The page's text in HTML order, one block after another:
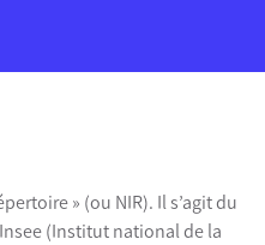
» (ou NIR). Il s’agit du
(Institut national de la